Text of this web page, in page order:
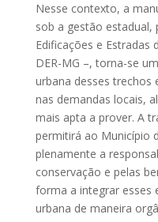
Nesse contexto, a
sob a gestão
Edificações e Estradas
DER-MG –, torna-se
urbana desses trechos
nas demandas locais,
mais apta a prover. A
permitirá ao Município
plenamente a
conservação e pelas
forma a integrar esses
urbana de maneira